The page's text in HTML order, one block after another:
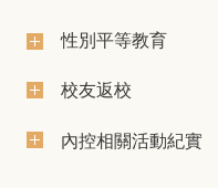
性別平等教育
校友返校
內控相關活動紀實